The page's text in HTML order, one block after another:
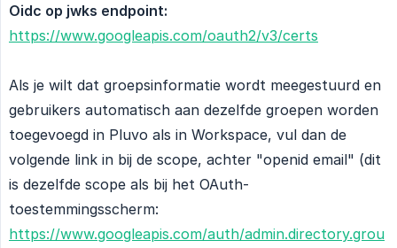
Oidc op jwks endpoint:
https://www.googleapis.com/oauth2/v3/certs
Als je wilt dat groepsinformatie wordt meegestuurd en
gebruikers automatisch aan dezelfde groepen worden
toegevoegd in Pluvo als in Workspace, vul dan de
volgende link in bij de scope, achter "openid email" (dit
is dezelfde scope als bij het OAuth-
toestemmingsscherm:
https://www.googleapis.com/auth/admin.directory.grou